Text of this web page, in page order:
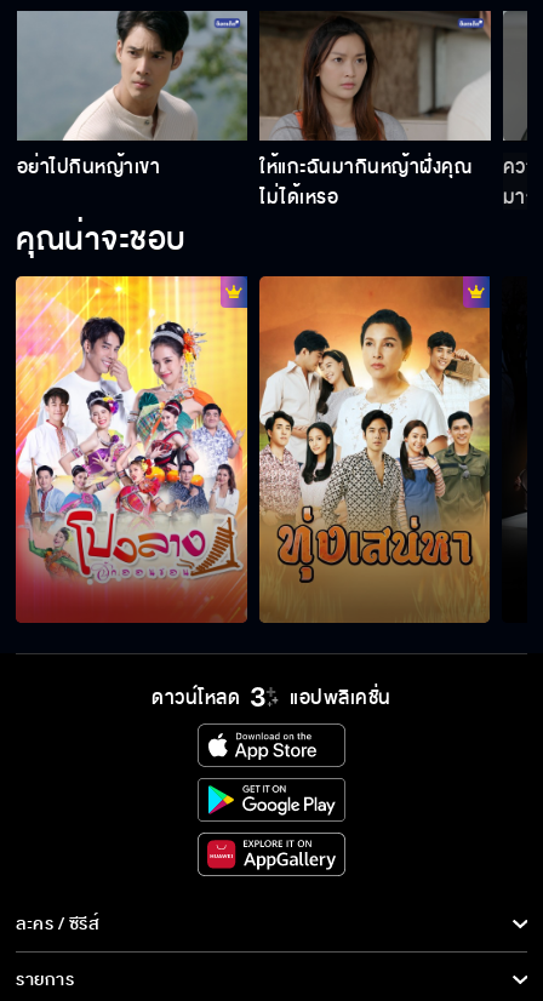
ทั้งหมดมันเป็นเรื่องโกหก
อาบน้ำล้างนิสัยแย่ ๆ
อย่ามายุ่งกับเมียกูอีก
จูบที่แก้มผม
ฉันมาทวงสัญญาของพี่ชายเธอ
Good Morning Kiss
แถวนี้ไม่มีใครเคารพคุณแล้ว!
จากนี้ไปคุณเป็นเมียถูกต้องตามกฎหมายแล้วนะ
อย่าไปกินหญ้าเขา
ให้แกะฉันมากินหญ้าฝั่งคุณ
ไม่ได้เหรอ
ควา
มาก
คุณน่าจะชอบ
ดาวน์โหลด แอปพลิเคชั่น
ละคร / ซีรีส์
ละคร/ซีรีส์
รายการ